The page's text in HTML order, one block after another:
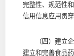
完整性、规范性
信用信息应用贯
（四）建立企
建立和完善食品